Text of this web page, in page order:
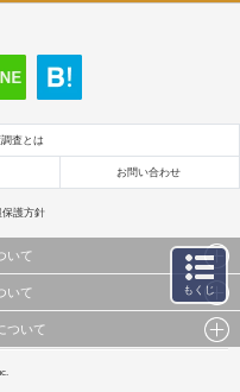
査とは
お問い合わせ
護方針
いて
、画像データ等）及びこれらの配置・
の二次利用を行うことは固く禁じており
いて
が提出された見解・感想です。
でご覧ください。
ついて
たコンテンツや広告の表示、ソーシャル
もくじ